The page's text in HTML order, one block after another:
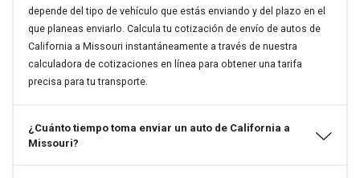
depende del tipo de vehículo que estás enviando y del plazo en el
que planeas enviarlo. Calcula tu cotización de envío de autos de
California a Missouri instantáneamente a través de nuestra
calculadora de cotizaciones en línea para obtener una tarifa
precisa para tu transporte.
¿Cuánto tiempo toma enviar un auto de California a
Missouri?